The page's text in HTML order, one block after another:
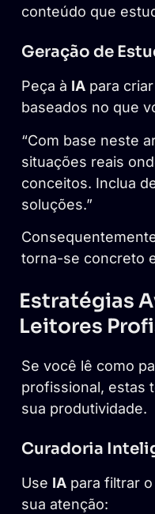
conteúdo que
Geração de
Peça à IA para criar
baseados no que
“Com base neste
situações reais
conceitos. Inclua
soluções.”
torna-se concreto
Estratégias
Leitores
Se você lê como
profissional, estas
sua produtividade.
Curadoria
Use IA para filtrar
sua atenção: